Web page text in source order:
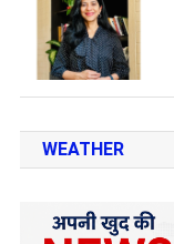
WEATHER